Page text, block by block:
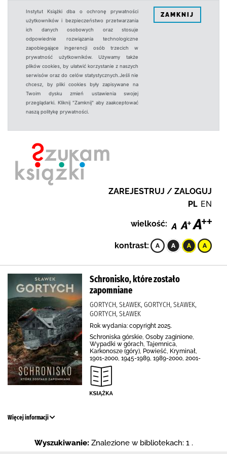
Instytut Książki dba o ochronę prywatności
użytkowników i bezpieczeństwo przetwarzania
ich danych osobowych oraz stosuje
odpowiednie rozwiązania technologiczne
zapobiegające ingerencji osób trzecich w
prywatność użytkowników. Używamy także
plików cookies, by ułatwić korzystanie z naszych
serwisów oraz do celów statystycznych.Jeśli nie
chcesz, by pliki cookies były zapisywane na
Twoim dysku zmień ustawienia swojej
przeglądarki. Kliknij "Zamknij" aby zaakceptować
naszą politykę prywatności.
ZAMKNIJ
ZAREJESTRUJ / ZALOGUJ
PL EN
wielkość:
kontrast:
Schronisko, które zostało
zapomniane
GORTYCH, SŁAWEK, GORTYCH, SŁAWEK,
GORTYCH, SŁAWEK
Rok wydania: copyright 2025.
Schroniska górskie, Osoby zaginione,
Wypadki w górach, Tajemnica,
Karkonosze (góry), Powieść, Kryminał,
1901-2000, 1945-1989, 1989-2000, 2001-
Więcej informacji
Wyszukiwanie: Znalezione w bibliotekach: 1 .